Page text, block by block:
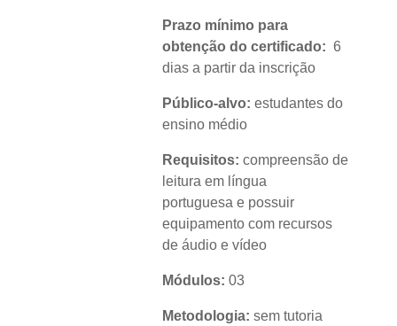
Prazo mínimo para
obtenção do certificado: 6
dias a partir da inscrição
Público-alvo: estudantes do
ensino médio
Requisitos: compreensão de
leitura em língua
portuguesa e possuir
equipamento com recursos
de áudio e vídeo
Módulos: 03
Metodologia: sem tutoria